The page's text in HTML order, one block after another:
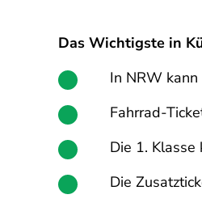
Das Wichtigste in
In NRW
Fahrrad-
Die 1.
Die